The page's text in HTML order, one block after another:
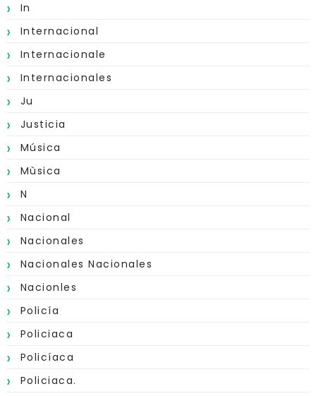
In
Internacional
Internacionale
Internacionales
Ju
Justicia
Música
Mùsica
N
Nacional
Nacionales
Nacionales Nacionales
Nacionles
Policía
Policiaca
Policíaca
Policiaca.